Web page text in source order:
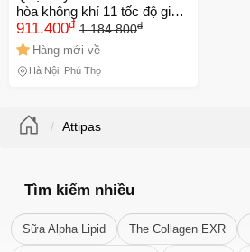
hòa không khí 11 tốc độ gió,
xoay 120 độ, hẹn giờ, chỉnh
độ cao - Thiết bị gia dụng tiện
ích cho phòng ngủ, phòng
khách
911.400đ 1.184.800đ
Hàng mới về
Hà Nội, Phú Thọ
Attipas
Tìm kiếm nhiều
Sữa Alpha Lipid The Collagen EXR